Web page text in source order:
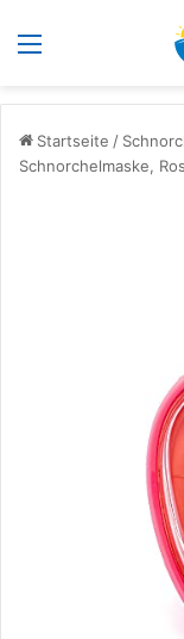
Menü
Startseite /
Schnorchelmaske,